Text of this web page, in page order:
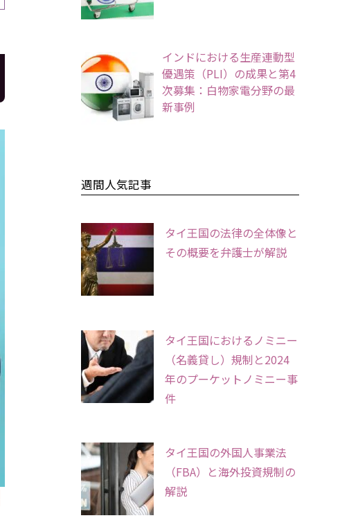
インドにおける生産連動型
優遇策（PLI）の成果と第4
次募集：白物家電分野の最
新事例
週間人気記事
タイ王国の法律の全体像と
その概要を弁護士が解説
タイ王国におけるノミニー
（名義貸し）規制と2024
年のプーケットノミニー事
件
タイ王国の外国人事業法
（FBA）と海外投資規制の
解説